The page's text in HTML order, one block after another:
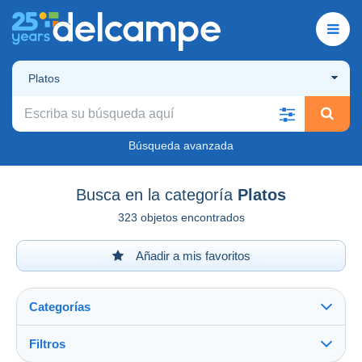
Platos
Búsqueda avanzada
Busca en la categoría Platos
323 objetos encontrados
Añadir a mis favoritos
Categorías
Filtros